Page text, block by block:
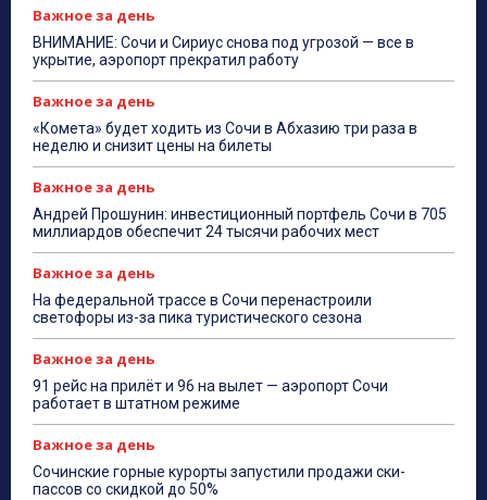
Важное за день
ВНИМАНИЕ: Сочи и Сириус снова под угрозой — все в
укрытие, аэропорт прекратил работу
Важное за день
«Комета» будет ходить из Сочи в Абхазию три раза в
неделю и снизит цены на билеты
Важное за день
Андрей Прошунин: инвестиционный портфель Сочи в 705
миллиардов обеспечит 24 тысячи рабочих мест
Важное за день
На федеральной трассе в Сочи перенастроили
светофоры из-за пика туристического сезона
Важное за день
91 рейс на прилёт и 96 на вылет — аэропорт Сочи
работает в штатном режиме
Важное за день
Сочинские горные курорты запустили продажи ски-
пассов со скидкой до 50%